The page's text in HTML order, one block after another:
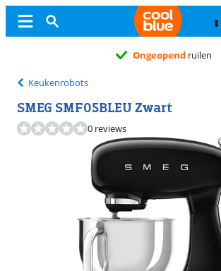
Ongeopend ruilen
Keukenrobots
SMEG SMF05BLEU Zwart
0 reviews